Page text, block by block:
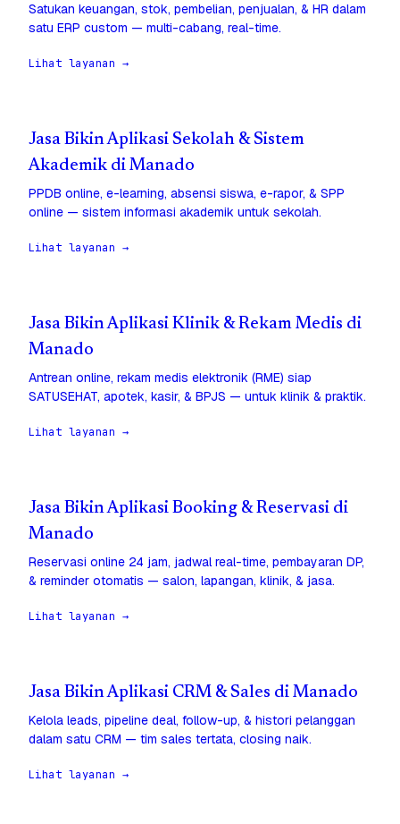
Satukan keuangan, stok, pembelian, penjualan, & HR dalam
satu ERP custom — multi-cabang, real-time.
Lihat layanan →
Jasa Bikin Aplikasi Sekolah & Sistem
Akademik di Manado
PPDB online, e-learning, absensi siswa, e-rapor, & SPP
online — sistem informasi akademik untuk sekolah.
Lihat layanan →
Jasa Bikin Aplikasi Klinik & Rekam Medis di
Manado
Antrean online, rekam medis elektronik (RME) siap
SATUSEHAT, apotek, kasir, & BPJS — untuk klinik & praktik.
Lihat layanan →
Jasa Bikin Aplikasi Booking & Reservasi di
Manado
Reservasi online 24 jam, jadwal real-time, pembayaran DP,
& reminder otomatis — salon, lapangan, klinik, & jasa.
Lihat layanan →
Jasa Bikin Aplikasi CRM & Sales di Manado
Kelola leads, pipeline deal, follow-up, & histori pelanggan
dalam satu CRM — tim sales tertata, closing naik.
Lihat layanan →